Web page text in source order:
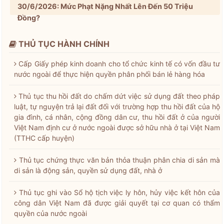
30/6/2026: Mức Phạt Nặng Nhất Lên Đến 50 Triệu
Đồng?
THỦ TỤC HÀNH CHÍNH
Cấp Giấy phép kinh doanh cho tổ chức kinh tế có vốn đầu tư
nước ngoài để thực hiện quyền phân phối bán lẻ hàng hóa
Thủ tục thu hồi đất do chấm dứt việc sử dụng đất theo pháp
luật, tự nguyện trả lại đất đối với trường hợp thu hồi đất của hộ
gia đình, cá nhân, cộng đồng dân cư, thu hồi đất ở của người
Việt Nam định cư ở nước ngoài được sở hữu nhà ở tại Việt Nam
(TTHC cấp huyện)
Thủ tục chứng thực văn bản thỏa thuận phân chia di sản mà
di sản là động sản, quyền sử dụng đất, nhà ở
Thủ tục ghi vào Sổ hộ tịch việc ly hôn, hủy việc kết hôn của
công dân Việt Nam đã được giải quyết tại cơ quan có thẩm
quyền của nước ngoài